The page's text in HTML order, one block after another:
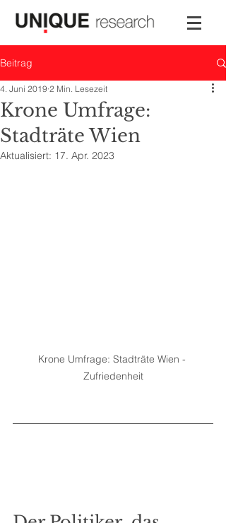
Beitrag
Krone Umfrage:
Stadträte Wien
4. Juni 2019 2 Min. Lesezeit
Aktualisiert: 17. Apr. 2023
Krone Umfrage: Stadträte Wien -
Zufriedenheit